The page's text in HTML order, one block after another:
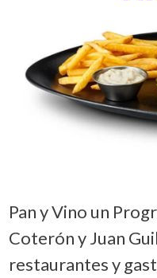
Pan y Vino un
Coterón y Juan
restaurantes y